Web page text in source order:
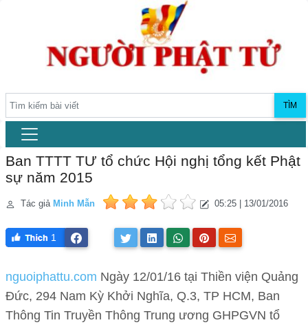
TÌM
Ban TTTT TƯ tổ chức Hội nghị tổng kết Phật
sự năm 2015
Tác giả Minh Mẫn 05:25 | 13/01/2016
1
nguoiphattu.com Ngày 12/01/16 tại Thiền viện Quảng
Đức, 294 Nam Kỳ Khởi Nghĩa, Q.3, TP HCM, Ban
Thông Tin Truyền Thông Trung ương GHPGVN tổ